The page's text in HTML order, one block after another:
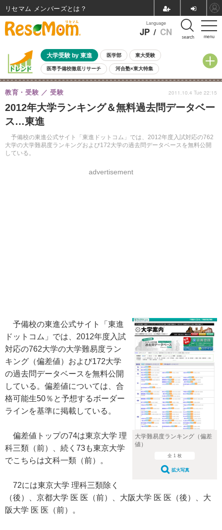
menu
Language
JP / CN search
大学受験 by 東進 医学部 東大受験
医専予備校徹底リサーチ 河合塾×東大特集
親子で考える大学選び 高校受験 中学受験 小学校受験
共通テスト 夏休み
8月開催イベント・WS 全国公立高校 過去問 人気記事
自由研究教材（小学生向け）
2012年大学ランキング＆無料過去問データベー
ス…東進
予備校の東進公式サイト「東進ドットコム」では、2012年度入試対応の762
大学の大学難易度ランキングおよび172大学の過去問データベースを無料公開
している。
教育・受験 受験
advertisement
2011.10.4 Tue 22:15
大学難易度ランキング（偏差
値）
全 1 枚
拡大写真
予備校の東進公式サイト「東進
ドットコム」では、2012年度入試
対応の762大学の大学難易度ラン
キング（偏差値）および172大学
の過去問データベースを無料公開
している。偏差値については、合
格可能生50％と予想するボーダー
ラインを基準に掲載している。
偏差値トップの74は東京大学 理
科三類（前）、続く73も東京大学
でこちらは文科一類（前）。
72には東京大学 理科三類除く
（後）、京都大学 医 医（前）、大阪大学 医 医（後）、大
阪大学 医 医（前）。
リセマム メンバーズ